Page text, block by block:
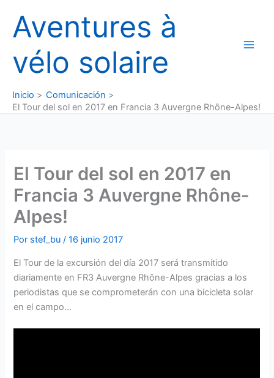
contenido
Aventures à
vélo solaire
Inicio
Comunicación
El Tour del sol en 2017 en Francia 3 Auvergne Rhône-Alpes!
El Tour del sol en 2017 en
Francia 3 Auvergne Rhône-
Alpes!
Por stef_bu/16 junio 2017
El Tour de la excursión del día 2017 será transmitido
diariamente en FR3 Auvergne Rhône-Alpes gracias a los
periodistas que se comprometerán con una bicicleta solar
en el campo…